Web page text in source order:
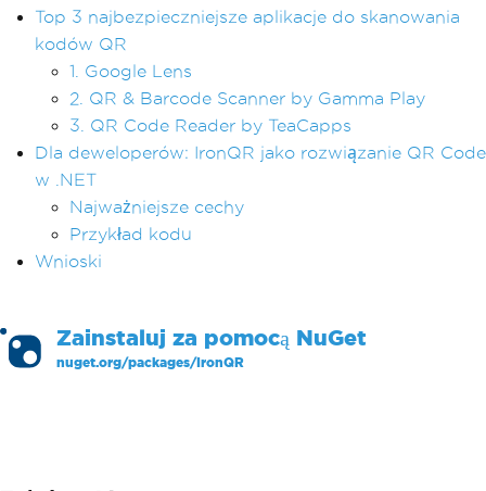
Top 3 najbezpieczniejsze aplikacje do skanowania
kodów QR
1. Google Lens
2. QR & Barcode Scanner by Gamma Play
3. QR Code Reader by TeaCapps
Dla deweloperów: IronQR jako rozwiązanie QR Code
w .NET
Najważniejsze cechy
Przykład kodu
Wnioski
Zainstaluj za pomocą NuGet
nuget.org/packages/IronQR